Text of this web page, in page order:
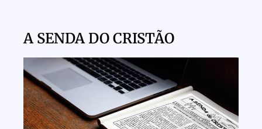
A SENDA DO CRISTÃO